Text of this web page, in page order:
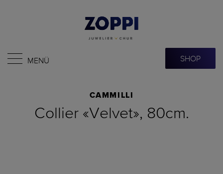
MENÜ SHOP
CAMMILLI
Collier «Velvet», 80cm.